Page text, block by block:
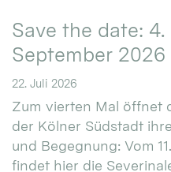
Save the date:
September 2026
22. Juli 2026
Zum vierten Mal öffnet
der Kölner Südstadt
und Begegnung: Vom
findet hier die